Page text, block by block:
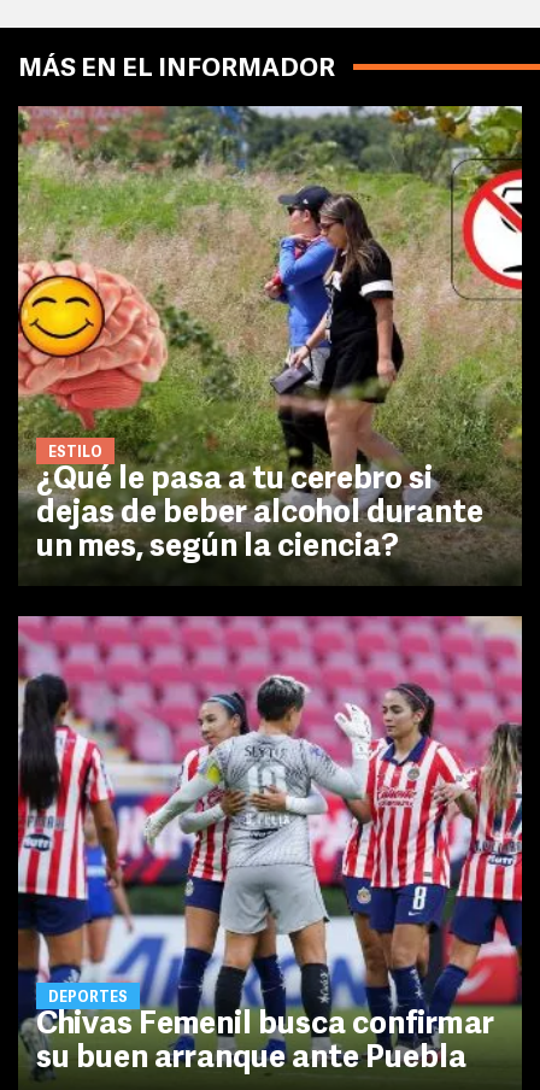
MÁS EN EL INFORMADOR
ESTILO
¿Qué le pasa a tu cerebro si
dejas de beber alcohol durante
un mes, según la ciencia?
DEPORTES
Chivas Femenil busca confirmar
su buen arranque ante Puebla